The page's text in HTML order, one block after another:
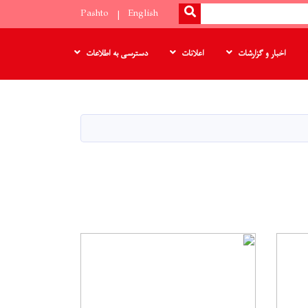
SEARCH
English
Pashto
اخبار و گزارشات اعلانات دسترسی به اطلاعات